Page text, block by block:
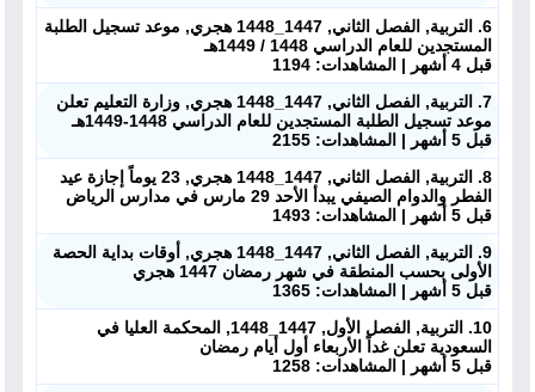
6. التربية, الفصل الثاني, 1447_1448 هجري, موعد تسجيل الطلبة
المستجدين للعام الدراسي 1448 / 1449هـ
قبل 4 أشهر | المشاهدات: 1194
7. التربية, الفصل الثاني, 1447_1448 هجري, وزارة التعليم تعلن
موعد تسجيل الطلبة المستجدين للعام الدراسي 1448-1449هـ
قبل 5 أشهر | المشاهدات: 2155
8. التربية, الفصل الثاني, 1447_1448 هجري, 23 يوماً إجازة عيد
الفطر والدوام الصيفي يبدأ الأحد 29 مارس في مدارس الرياض
قبل 5 أشهر | المشاهدات: 1493
9. التربية, الفصل الثاني, 1447_1448 هجري, أوقات بداية الحصة
الأولى بحسب المنطقة في شهر رمضان 1447 هجري
قبل 5 أشهر | المشاهدات: 1365
10. التربية, الفصل الأول, 1447_1448, المحكمة العليا في
السعودية تعلن غداً الأربعاء أول أيام رمضان
قبل 5 أشهر | المشاهدات: 1258